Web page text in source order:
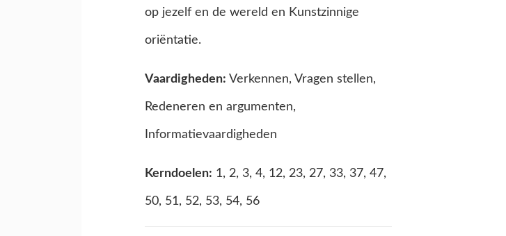
op jezelf en de wereld en Kunstzinnige
oriëntatie.
Vaardigheden: Verkennen, Vragen stellen,
Redeneren en argumenten,
Informatievaardigheden
Kerndoelen: 1, 2, 3, 4, 12, 23, 27, 33, 37, 47,
50, 51, 52, 53, 54, 56